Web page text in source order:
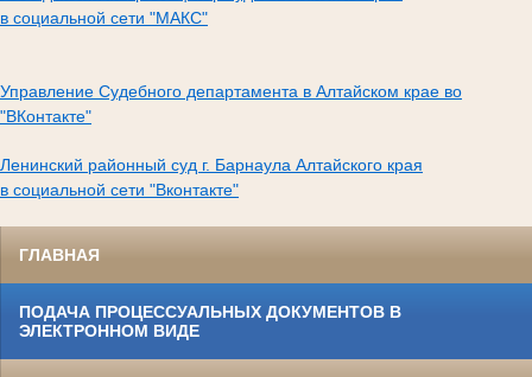
в социальной сети "МАКС"
Управление Судебного департамента в Алтайском крае во
"ВКонтакте"
Ленинский районный суд г. Барнаула Алтайского края
в социальной сети "Вконтакте"
ГЛАВНАЯ
ПОДАЧА ПРОЦЕССУАЛЬНЫХ ДОКУМЕНТОВ В
ЭЛЕКТРОННОМ ВИДЕ